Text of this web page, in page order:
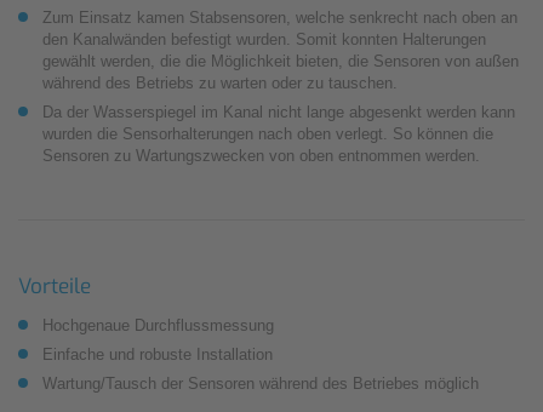
Zum Einsatz kamen Stabsensoren, welche senkrecht nach oben an
den Kanalwänden befestigt wurden. Somit konnten Halterungen
gewählt werden, die die Möglichkeit bieten, die Sensoren von außen
während des Betriebs zu warten oder zu tauschen.
Da der Wasserspiegel im Kanal nicht lange abgesenkt werden kann
wurden die Sensor­halterungen nach oben verlegt. So können die
Sensoren zu Wartungszwecken von oben ent­nommen werden.
Vorteile
Hochgenaue Durchflussmessung
Einfache und robuste Installation
Wartung/Tausch der Sensoren während des Betriebes möglich